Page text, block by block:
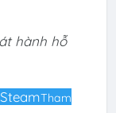
hành hỗ
Tham